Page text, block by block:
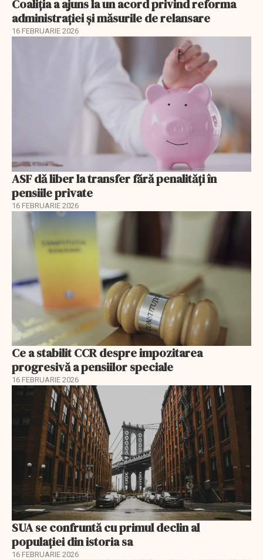
Coaliția a ajuns la un acord privind reforma
administrației și măsurile de relansare
16 FEBRUARIE 2026
ASF dă liber la transfer fără penalități în
pensiile private
16 FEBRUARIE 2026
Ce a stabilit CCR despre impozitarea
progresivă a pensiilor speciale
16 FEBRUARIE 2026
SUA se confruntă cu primul declin al
populației din istoria sa
16 FEBRUARIE 2026